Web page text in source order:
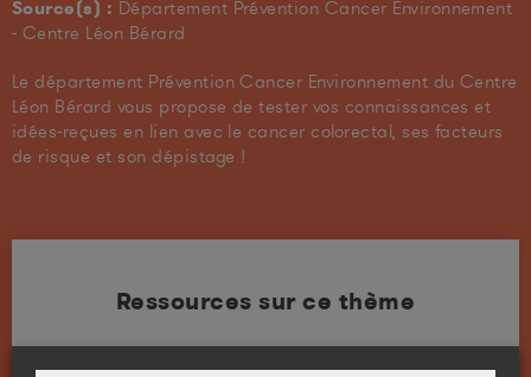
Source(s) : Département Prévention Cancer Environnement
- Centre Léon Bérard
Le département Prévention Cancer Environnement du Centre
Léon Bérard vous propose de tester vos connaissances et
idées-reçues en lien avec le cancer colorectal, ses facteurs
de risque et son dépistage !
Ressources sur ce thème